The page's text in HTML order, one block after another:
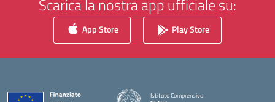
Scarica la nostra app ufficiale su:
App Store Play Store
Istituto Comprensivo